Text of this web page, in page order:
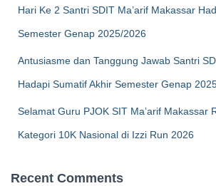
Hari Ke 2 Santri SDIT Ma’arif Makassar
Semester Genap 2025/2026
Antusiasme dan Tanggung Jawab Santri
Hadapi Sumatif Akhir Semester Genap
Selamat Guru PJOK SIT Ma’arif Makassar
Kategori 10K Nasional di Izzi Run 2026
Recent Comments